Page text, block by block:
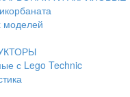
моделей
с Lego Technic